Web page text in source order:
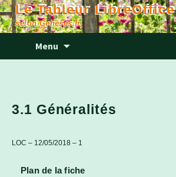
Le Tableur LibreOffice
selon Genèses.fr
Menu
3.1 Généralités
LOC – 12/05/2018 – 1
Plan de la fiche